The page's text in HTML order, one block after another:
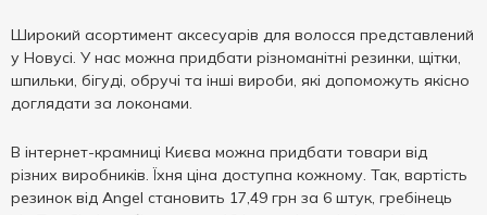
Широкий асортимент аксесуарів для волосся представлений
у Новусі. У нас можна придбати різноманітні резинки, щітки,
шпильки, бігуді, обручі та інші вироби, які допоможуть якісно
доглядати за локонами.
В інтернет-крамниці Києва можна придбати товари від
різних виробників. Їхня ціна доступна кожному. Так, вартість
резинок від Angel становить 17,49 грн за 6 штук, гребінець